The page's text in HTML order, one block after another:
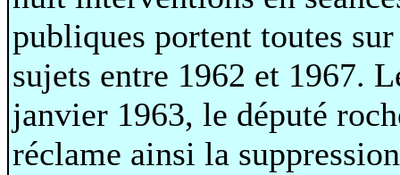
publiques portent toutes sur
sujets entre 1962 et 1967.
janvier 1963, le député
réclame ainsi la